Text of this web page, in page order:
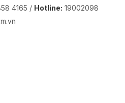
4165 / Hotline: 19002098